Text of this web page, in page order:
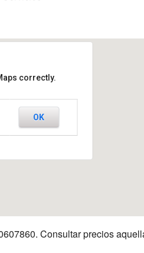
Multiple
correctly.
OK
Consultar precios